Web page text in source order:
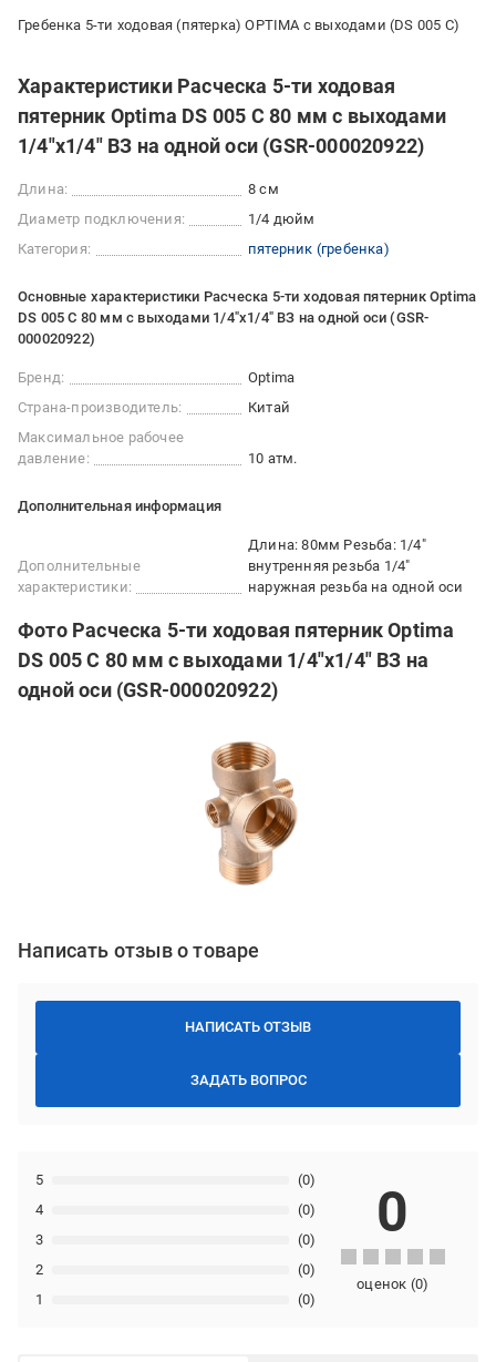
Гребенка 5-ти ходовая (пятерка) OPTIMA с выходами (DS 005 C)
Характеристики Расческа 5-ти ходовая
пятерник Optima DS 005 C 80 мм с выходами
1/4"х1/4" ВЗ на одной оси (GSR-000020922)
Длина:
8 см
Диаметр подключения:
1/4 дюйм
Категория:
пятерник (гребенка)
Основные характеристики Расческа 5-ти ходовая пятерник Optima
DS 005 C 80 мм с выходами 1/4"х1/4" ВЗ на одной оси (GSR-
000020922)
Бренд:
Optima
Страна-производитель:
Китай
Максимальное рабочее
давление:
10 атм.
Дополнительная информация
Дополнительные
характеристики:
Длина: 80мм Резьба: 1/4″
внутренняя резьба 1/4″
наружная резьба на одной оси
Фото Расческа 5-ти ходовая пятерник Optima
DS 005 C 80 мм с выходами 1/4"х1/4" ВЗ на
одной оси (GSR-000020922)
Написать отзыв о товаре
НАПИСАТЬ ОТЗЫВ
ЗАДАТЬ ВОПРОС
1 (0)
2 (0)
3 (0)
4 (0)
5 (0)
0
оценок (0)